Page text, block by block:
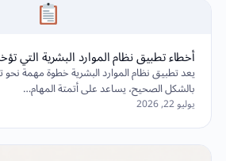
أخطاء تطبيق نظام الموارد البشرية التي
يعد تطبيق نظام الموارد البشرية خطوة مهمة نحو
بالشكل الصحيح، يساعد على أتمتة المهام…
يوليو 22, 2026